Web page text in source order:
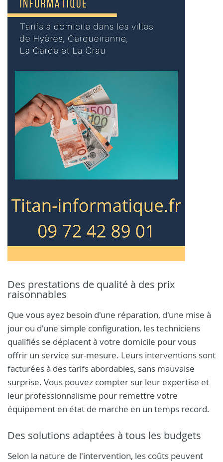
Des prestations de qualité à des prix
raisonnables
Que vous ayez besoin d'une réparation, d'une mise à
jour ou d'une simple configuration, les techniciens
qualifiés se déplacent à votre domicile pour vous
offrir un service sur-mesure. Leurs interventions sont
facturées à des tarifs abordables, sans mauvaise
surprise. Vous pouvez compter sur leur expertise et
leur professionnalisme pour remettre votre
équipement en état de marche en un temps record.
Des solutions adaptées à tous les budgets
Selon la nature de l'intervention, les coûts peuvent